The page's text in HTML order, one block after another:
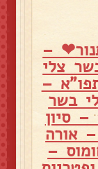
–
צלי
תפו"א –
בשר
סיון
אורה
–